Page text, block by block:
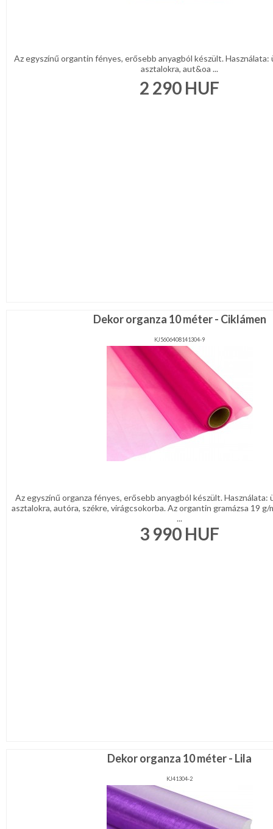
Az egyszínű organtin fényes, erősebb anyagból készült. Használata:
asztalokra, aut&oa ...
2 290 HUF
Dekor organza 10 méter - Ciklámen
KJ5606408141304-9
Az egyszínű organza fényes, erősebb anyagból készült. Használata:
asztalokra, autóra, székre, virágcsokorba. Az organtin gramázsa 19 g/
...
3 990 HUF
Dekor organza 10 méter - Lila
KJ41304-2